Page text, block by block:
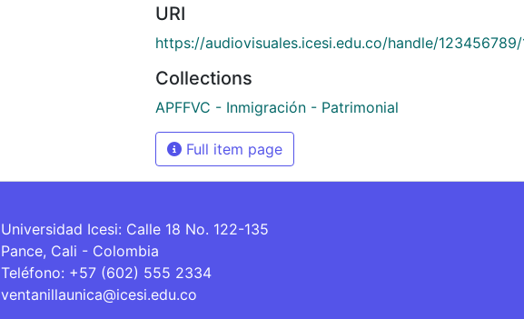
URI
https://audiovisuales.icesi.edu.co/handle/123456789/
Collections
APFFVC - Inmigración - Patrimonial
Full item page
Universidad Icesi: Calle 18 No. 122-135
Pance, Cali - Colombia
Teléfono: +57 (602) 555 2334
ventanillaunica@icesi.edu.co